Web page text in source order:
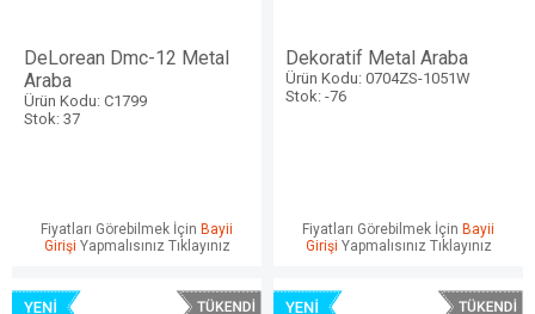
DeLorean Dmc-12 Metal
Araba
Ürün Kodu: C1799
Stok: 37
Fiyatları Görebilmek İçin Bayii
Girişi Yapmalısınız Tıklayınız
Dekoratif Metal Araba
Ürün Kodu: 0704ZS-1051W
Stok: -76
Fiyatları Görebilmek İçin Bayii
Girişi Yapmalısınız Tıklayınız